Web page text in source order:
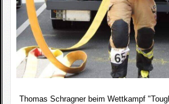
Thomas Schragner beim Wettkampf